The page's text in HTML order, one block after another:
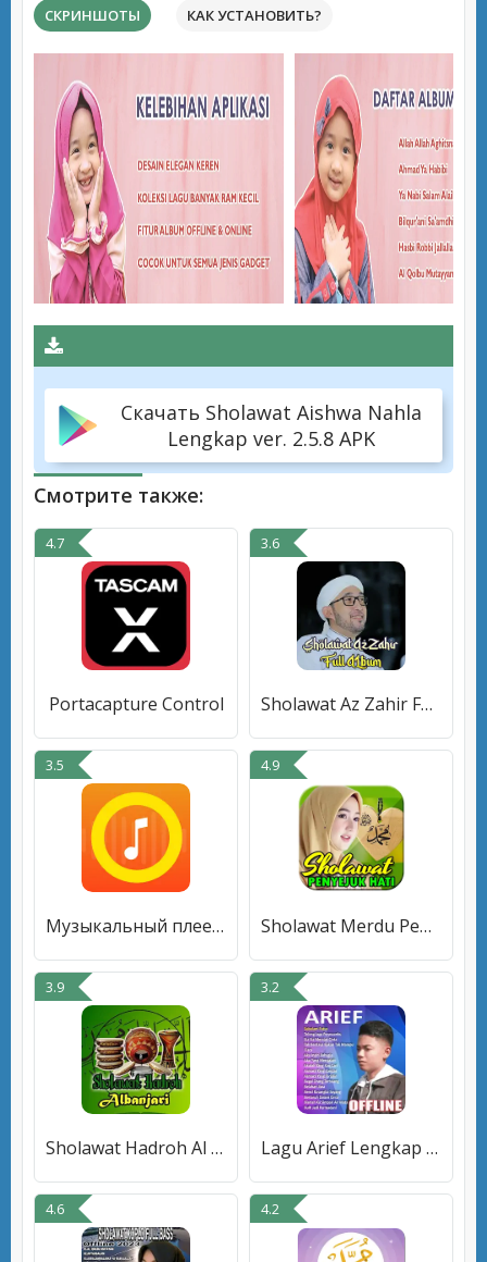
СКРИНШОТЫ КАК УСТАНОВИТЬ?
Скачать Sholawat Aishwa Nahla
Lengkap ver. 2.5.8 APK
Смотрите также:
4.7
Portacapture Control
3.6
Sholawat Az Zahir Full Album
3.5
Музыкальный плеер - Музыка,MP3
4.9
Sholawat Merdu Penyejuk Hati
3.9
Sholawat Hadroh Al Banjari
3.2
Lagu Arief Lengkap Offline
4.6 4.2